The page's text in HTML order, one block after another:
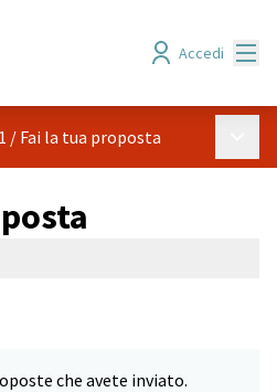
Accedi
/ Fai la tua proposta
che avete inviato.